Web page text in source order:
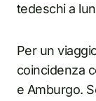
tedeschi a
Per un
coincidenza
e Amburgo.